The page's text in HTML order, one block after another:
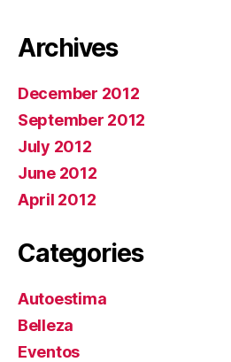
Archives
December 2012
September 2012
July 2012
June 2012
April 2012
Categories
Autoestima
Belleza
Eventos